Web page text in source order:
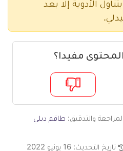
الأدوية إلا بعد
مفيدا؟
والتدقيق: طاقم ديلي
تاريخ التحديث: 16 يونيو 2022